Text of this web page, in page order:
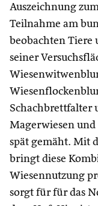
Auszeichnung
Teilnahme am
beobachten Tiere
seiner
Schachbrettfalter
Magerwiesen und
spät gemäht. Mit
bringt diese
Wiesennutzung
sorgt für für das